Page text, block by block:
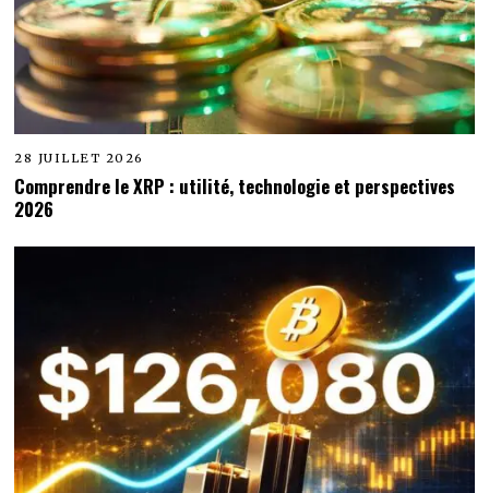
28 JUILLET 2026
Comprendre le XRP : utilité, technologie et perspectives
2026